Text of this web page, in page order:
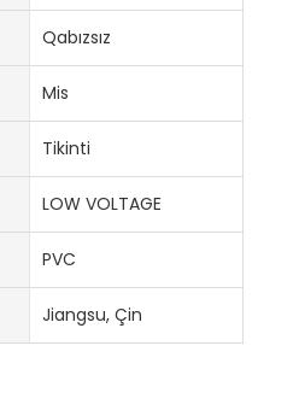
Qabızsız
Mis
Tikinti
LOW VOLTAGE
PVC
Jiangsu, Çin